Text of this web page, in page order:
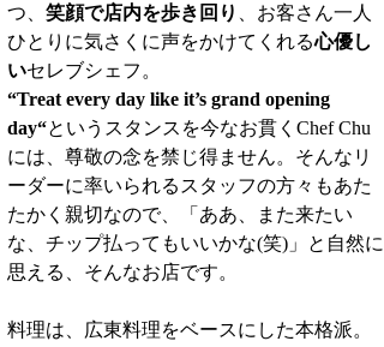
つ、 笑顔で店内を歩き回り
、お客さん一人
ひとりに気さくに声をかけてくれる心優し
いセレブシェフ。
“Treat every day like it’s grand opening
day“というスタンスを今なお貫くChef Chu
には、尊敬の念を禁じ得ません。そんなリ
ーダーに率いられるスタッフの方々もあた
たかく親切なので、「ああ、また来たい
な、チップ払ってもいいかな(笑)」と自然に
思える、そんなお店です。
料理は、広東料理をベースにした本格派。